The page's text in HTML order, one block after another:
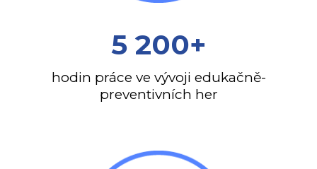
5 200+
hodin práce ve vývoji edukačně-
preventivních her